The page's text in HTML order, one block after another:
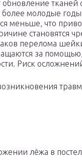
обновление
более молодые
меньше, что
становятся
перелома
за помощью,
Риск
лёжа в